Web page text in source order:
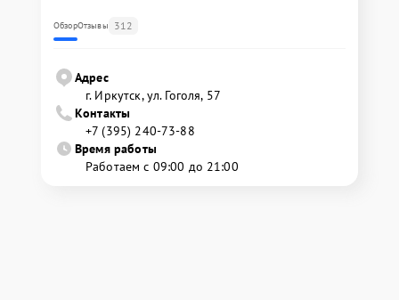
ОбзорОтзывы 312
Адрес
г. Иркутск, ул. ​Гоголя, 57
Контакты
+7 (395) 240-73-88
Время работы
Работаем с 09:00 до 21:00